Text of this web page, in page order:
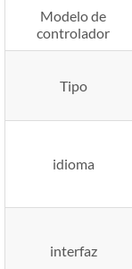
Modelo de
controlador
Tipo
idioma
interfaz